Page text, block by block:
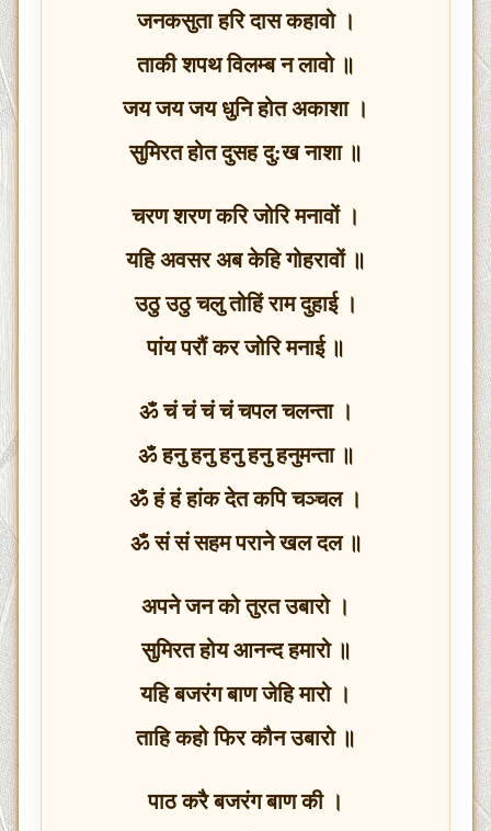
जनकसुता हरि दास कहावो ।
ताकी शपथ विलम्ब न लावो ॥
जय जय जय धुनि होत अकाशा ।
सुमिरत होत दुसह दु:ख नाशा ॥
चरण शरण करि जोरि मनावों ।
यहि अवसर अब केहि गोहरावों ॥
उठु उठु चलु तोहिं राम दुहाई ।
पांय परौं कर जोरि मनाई ॥
ॐ चं चं चं चं चपल चलन्ता ।
ॐ हनु हनु हनु हनु हनुमन्ता ॥
ॐ हं हं हांक देत कपि चञ्चल ।
ॐ सं सं सहम पराने खल दल ॥
अपने जन को तुरत उबारो ।
सुमिरत होय आनन्द हमारो ॥
यहि बजरंग बाण जेहि मारो ।
ताहि कहो फिर कौन उबारो ॥
पाठ करै बजरंग बाण की ।